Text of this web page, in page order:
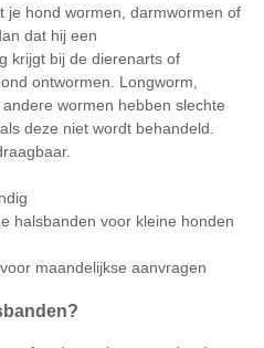
je hond wormen, darmwormen of
dat hij een
krijgt bij de dierenarts of
ontwormen. Longworm,
andere wormen hebben slechte
deze niet wordt behandeld.
halsbanden voor kleine honden
maandelijkse aanvragen